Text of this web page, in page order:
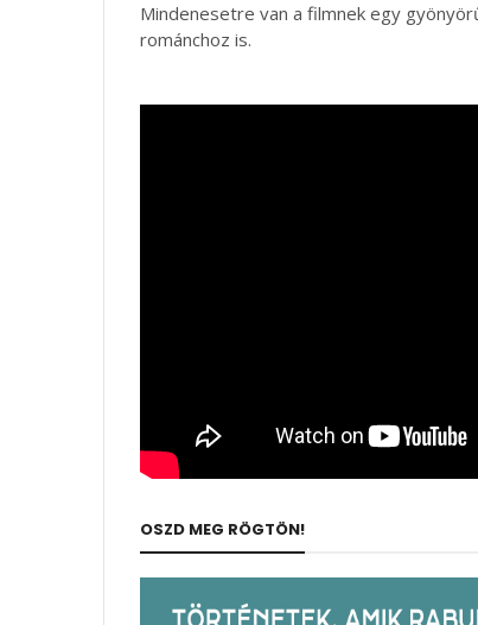
Mindenesetre van a filmnek egy
románchoz is.
OSZD MEG RÖGTÖN!